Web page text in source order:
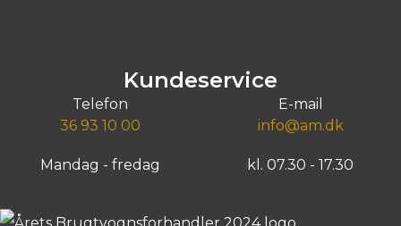
Kundeservice
Telefon
36 93 10 00
E-mail
info@am.dk
Mandag - fredag kl. 07.30 - 17.30